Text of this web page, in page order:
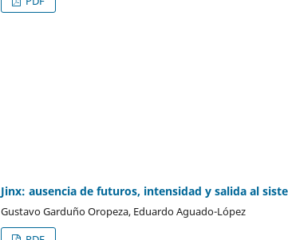
Jinx: ausencia de futuros, intensidad y salida al
Gustavo Garduño Oropeza, Eduardo Aguado-López